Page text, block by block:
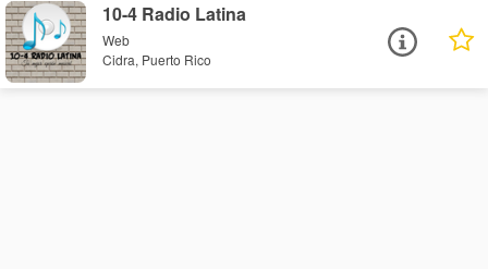
10-4 Radio Latina
Web
Cidra, Puerto Rico